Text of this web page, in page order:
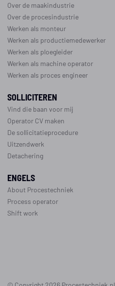
Over de maakindustrie
Over de procesindustrie
Werken als monteur
Werken als productiemedewerker
Werken als ploegleider
Werken als machine operator
Werken als proces engineer
SOLLICITEREN
Vind die baan voor mij
Operator CV maken
De sollicitatieprocedure
Uitzendwerk
Detachering
ENGELS
About Procestechniek
Process operator
Shift work